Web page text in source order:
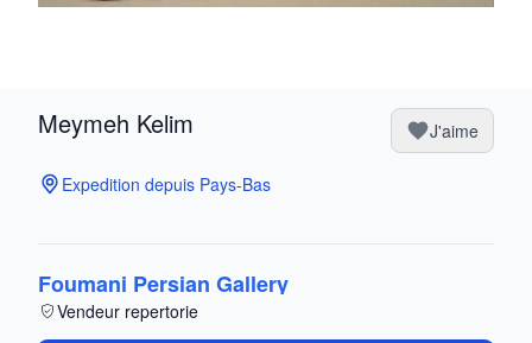
Meymeh Kelim J'aime
Expedition depuis Pays-Bas
Foumani Persian Gallery
Vendeur repertorie